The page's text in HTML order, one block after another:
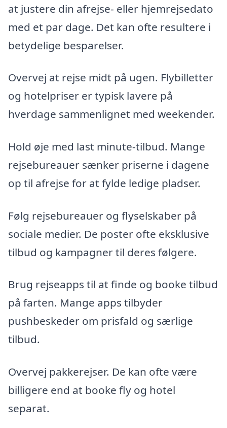
at justere din afrejse- eller hjemrejsedato
med et par dage. Det kan ofte resultere i
betydelige besparelser.
Overvej at rejse midt på ugen. Flybilletter
og hotelpriser er typisk lavere på
hverdage sammenlignet med weekender.
Hold øje med last minute-tilbud. Mange
rejsebureauer sænker priserne i dagene
op til afrejse for at fylde ledige pladser.
Følg rejsebureauer og flyselskaber på
sociale medier. De poster ofte eksklusive
tilbud og kampagner til deres følgere.
Brug rejseapps til at finde og booke tilbud
på farten. Mange apps tilbyder
pushbeskeder om prisfald og særlige
tilbud.
Overvej pakkerejser. De kan ofte være
billigere end at booke fly og hotel
separat.